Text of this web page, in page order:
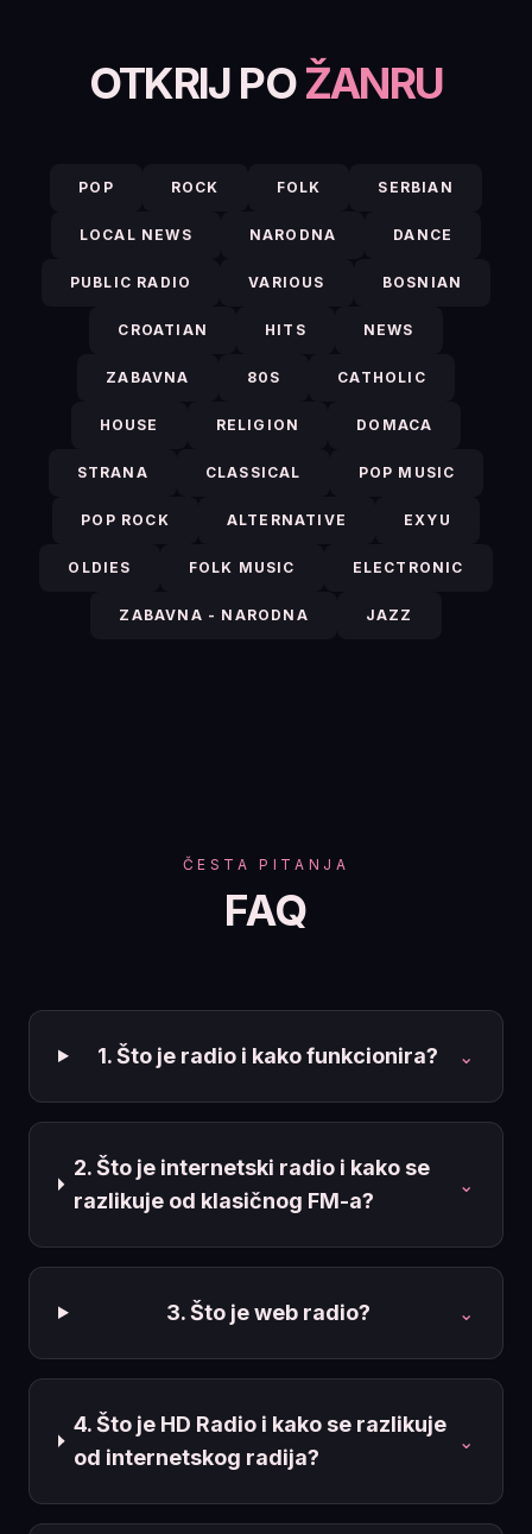
OTKRIJ POŽANRU
POP ROCK FOLK SERBIAN
LOCAL NEWS NARODNA DANCE
PUBLIC RADIO VARIOUS BOSNIAN
CROATIAN HITS NEWS
ZABAVNA 80S CATHOLIC
HOUSE RELIGION DOMACA
STRANA CLASSICAL POP MUSIC
POP ROCK ALTERNATIVE EXYU
OLDIES FOLK MUSIC ELECTRONIC
ZABAVNA - NARODNA JAZZ
ČESTA PITANJA
FAQ
1. Što je radio i kako funkcionira? ⌄
2. Što je internetski radio i kako se
razlikuje od klasičnog FM-a?
⌄
3. Što je web radio? ⌄
4. Što je HD Radio i kako se razlikuje
od internetskog radija?
⌄